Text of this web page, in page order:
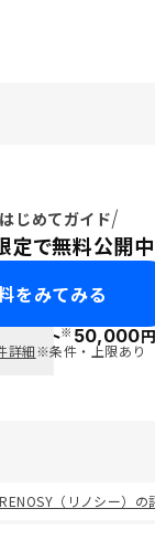
じめてガイド
で無料公開中
をみてみる
ポイント※50,000
詳細※条件・上限あり
RENOSY（リノシー）の